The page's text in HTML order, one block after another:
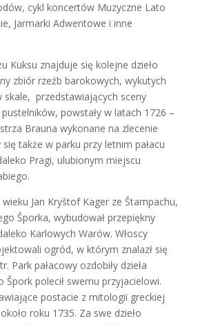
cykl koncertów Muzyczne Lato
Jarmarki Adwentowe i inne
Kuksu znajduje się kolejne dzieło
zbiór rzeźb barokowych, wykutych
skale, przedstawiających sceny
powstały w latach 1726 –
Brauna wykonane na zlecenie
się także w parku przy letnim pałacu
Pragi, ulubionym miejscu
wieku Jan Kryštof Kager ze Štampachu,
Šporka, wybudował przepiękny
Karlowych Warów. Włoscy
ogród, w którym znalazł się
Park pałacowy ozdobiły dzieła
Špork polecił swemu przyjacielowi.
postacie z mitologii greckiej
roku 1735. Za swe dzieło